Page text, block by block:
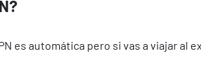
es automática pero si vas a viajar al